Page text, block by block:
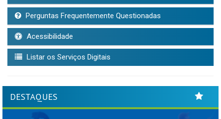
Perguntas Frequentemente Questionadas
Acessibilidade
Listar os Serviços Digitais
DESTAQUES